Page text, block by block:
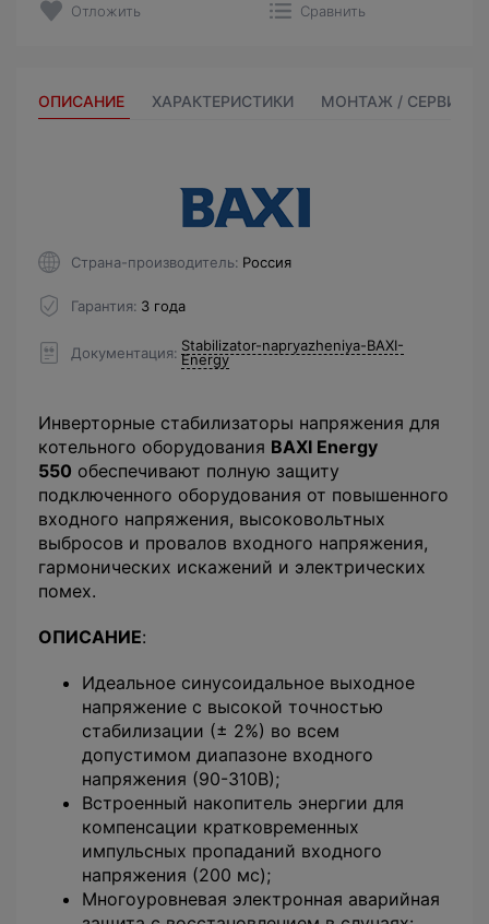
Отложить Сравнить
ОПИСАНИЕ ХАРАКТЕРИСТИКИ МОНТАЖ / СЕРВИС
Страна-производитель Россия
Гарантия 3 года
Документация Stabilizator-napryazheniya-BAXI-
Energy
Инверторные стабилизаторы напряжения для
котельного оборудования BAXI Energy
550 обеспечивают полную защиту
подключенного оборудования от повышенного
входного напряжения, высоковольтных
выбросов и провалов входного напряжения,
гармонических искажений и электрических
помех.
ОПИСАНИЕ:
Идеальное синусоидальное выходное
напряжение с высокой точностью
стабилизации (± 2%) во всем
допустимом диапазоне входного
напряжения (90-310В);
Встроенный накопитель энергии для
компенсации кратковременных
импульсных пропаданий входного
напряжения (200 мс);
Многоуровневая электронная аварийная